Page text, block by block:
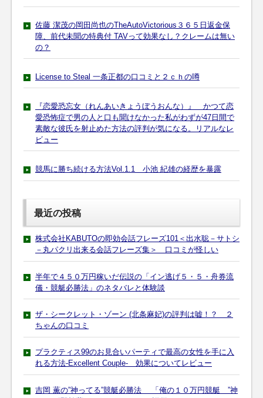
佐藤 潔茂の岡田尚也のTheAutoVictorious３６５日返金保
障、前代未聞の特典付 TAVって効果なし？クレームは無い
の？
License to Steal 一条正都の口コミと２ｃｈの噂
『恋愛恐忘女（れんあいきょうぼうおんな）』 かつて恋
愛恐怖症で男の人と口も聞けなかった私がわずが47日間で
素敵な彼氏を射止めた方法の評判が気になる。リアルなレ
ビュー
競馬に勝ち続ける方法Vol.1.1 小池 紀雄の経歴を暴露
最近の投稿
株式会社KABUTOの即効会話フレーズ101＜出水聡－サトシ
－丸パクリ出来る会話フレーズ集＞ 口コミが怪しい
半年で４５０万円稼いだ伝説の「イン逃げ５・５・舟券流
儀・競艇必勝法」のネタバレと体験談
ザ・シークレット・ゾーン (北条麻妃)の評判は嘘！？ ２
ちゃんの口コミ
プラクティス99のお見合いパーティで最高の女性を手に入
れる方法-Excellent Couple- 効果についてレビュー
吉岡 薫の”神ってる”競艇必勝法 「俺の１０万円競艇 ”神